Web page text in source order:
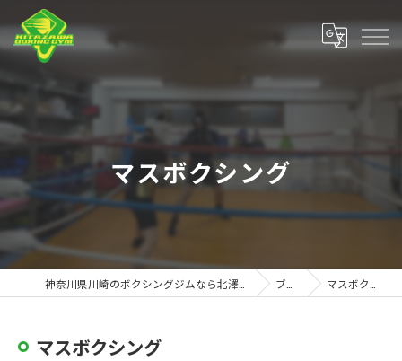
マスボクシング
ブログ マスボクシング
マスボクシング